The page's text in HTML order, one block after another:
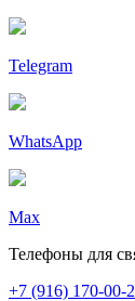
Telegram
WhatsApp
Max
Телефоны для
+7 (916) 170-00-